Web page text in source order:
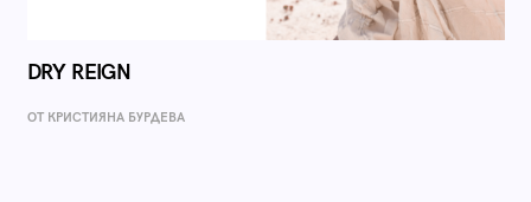
DRY REIGN
ОТ КРИСТИЯНА БУРДЕВА